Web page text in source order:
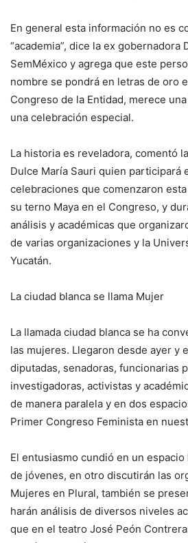
En general esta información no es
“academia”, dice la ex gobernadora
SemMéxico y agrega que este
nombre se pondrá en letras de oro
Congreso de la Entidad, merece
una celebración especial.
La historia es reveladora, comentó
Dulce María Sauri quien participará
celebraciones que comenzaron
su terno Maya en el Congreso, y
análisis y académicas que
de varias organizaciones y la
Yucatán.
La ciudad blanca se llama Mujer
La llamada ciudad blanca se ha
las mujeres. Llegaron desde ayer y
diputadas, senadoras, funcionarias
investigadoras, activistas y
de manera paralela y en dos
Primer Congreso Feminista en
El entusiasmo cundió en un
de jóvenes, en otro discutirán las
Mujeres en Plural, también se
harán análisis de diversos niveles
que en el teatro José Peón